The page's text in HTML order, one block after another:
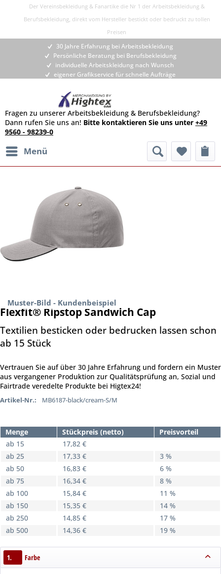
Der Vereinsbekleidung & Fanartike die Nr 1 der Arbeitsbekleidung &
Berufsbekleidung, direkt vom Hersteller bestickt oder bedruckt zu tollen
Preisen
30 Jahre Erfahrung bei Arbeitsbekleidung
Persönliche Beratung bei Berufsbekleidung
individuelle Arbeitskleidung nach Wunsch
eigener Grafikservice für schnelle Aufträge
Fragen zu unserer Arbeitsbekleidung & Berufsbekleidung?
Dann rufen Sie uns an! Bitte kontaktieren Sie uns unter +49
9560 - 98239-0
Menü
Muster-Bild - Kundenbeispiel
Flexfit® Ripstop Sandwich Cap
Textilien besticken oder bedrucken lassen schon
ab 15 Stück
Vertrauen Sie auf über 30 Jahre Erfahrung und fordern ein Muster
aus vergangener Produktion zur Qualitätsprüfung an, Sozial und
Fairtrade veredelte Produkte bei Higtex24!
Artikel-Nr.: MB6187-black/cream-S/M
Menge Stückpreis (netto)
Preisvorteil
ab 15
17,82 €
ab 25
17,33 €
3 %
ab 50
16,83 €
6 %
ab 75
16,34 €
8 %
ab 100
15,84 €
11 %
ab 150
15,35 €
14 %
ab 250
14,85 €
17 %
ab 500
14,36 € 19 %
1. Farbe